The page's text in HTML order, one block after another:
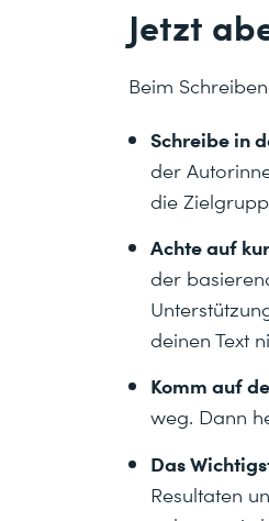
Jetzt
Beim
Schreibe in
der
die
Achte auf
der
deinen Text
Komm auf
weg. Dann
Das
Resultaten